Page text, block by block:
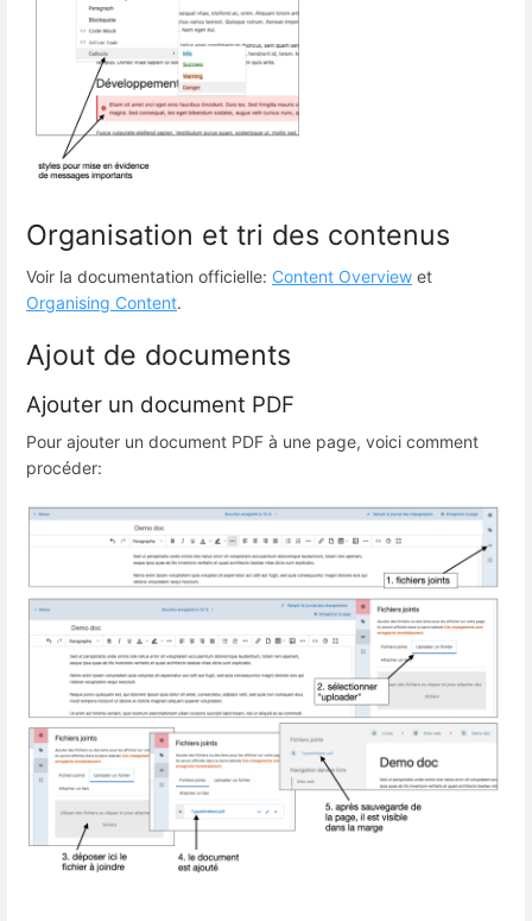
Organisation et tri des contenus
Voir la documentation officielle: Content Overview et
Organising Content.
Ajout de documents
Ajouter un document PDF
Pour ajouter un document PDF à une page, voici comment
procéder: